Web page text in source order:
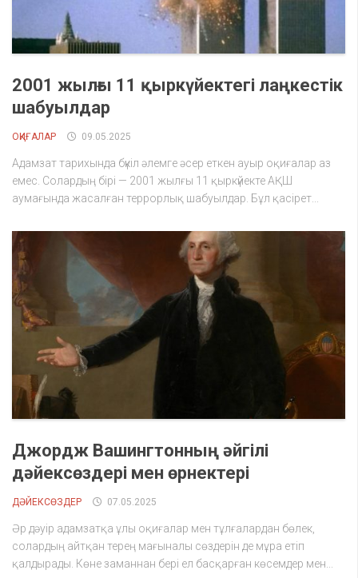
2001 жылғы 11 қыркүйектегі лаңкестік
шабуылдар
ОҚИҒАЛАР 09.05.2025
Адамзат тарихында бүкіл әлемге әсер еткен ауыр оқиғалар аз
емес. Солардың бірі — 2001 жылғы 11 қыркүйекте АҚШ
аумағында жасалған террорлық шабуылдар. Бұл қасірет...
Джордж Вашингтонның әйгілі
дәйексөздері мен өрнектері
ДӘЙЕКСӨЗДЕР 07.05.2025
Әр дәуір адамзатқа ұлы оқиғалар мен тұлғалардан бөлек,
солардың айтқан терең мағыналы сөздерін де мұра етіп
қалдырады. Көне заманнан бері ел басқарған көсемдер мен...